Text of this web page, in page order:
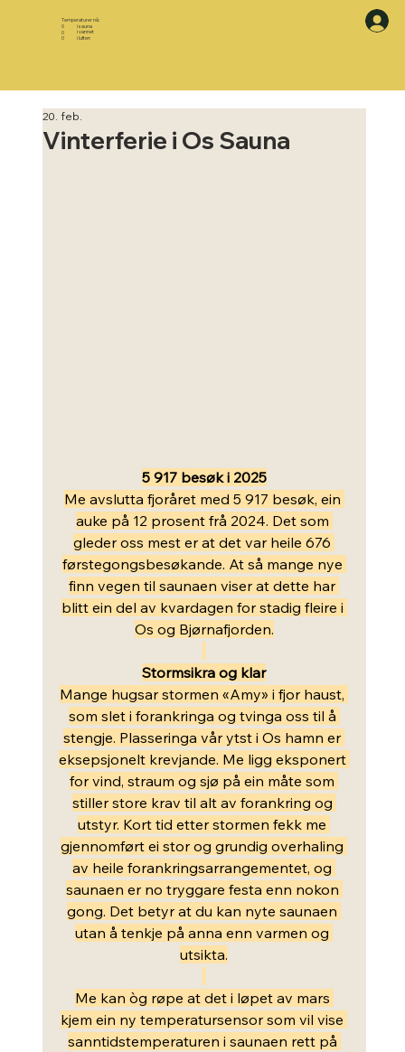
Temperaturer nå:
0
0
0
i sauna
i vannet
i luften
Vinterferie i Os Sauna
20. feb.
5 917 besøk i 2025
Me avslutta fjoråret med 5 917 besøk, ein
auke på 12 prosent frå 2024. Det som
gleder oss mest er at det var heile 676
førstegongsbesøkande. At så mange nye
finn vegen til saunaen viser at dette har
blitt ein del av kvardagen for stadig fleire i
Os og Bjørnafjorden.
Stormsikra og klar
Mange hugsar stormen «Amy» i fjor haust,
som slet i forankringa og tvinga oss til å
stengje. Plasseringa vår ytst i Os hamn er
eksepsjonelt krevjande. Me ligg eksponert
for vind, straum og sjø på ein måte som
stiller store krav til alt av forankring og
utstyr. Kort tid etter stormen fekk me
gjennomført ei stor og grundig overhaling
av heile forankringsarrangementet, og
saunaen er no tryggare festa enn nokon
gong. Det betyr at du kan nyte saunaen
utan å tenkje på anna enn varmen og
utsikta.
Me kan òg røpe at det i løpet av mars
kjem ein ny temperatursensor som vil vise
sanntidstemperaturen i saunaen rett på